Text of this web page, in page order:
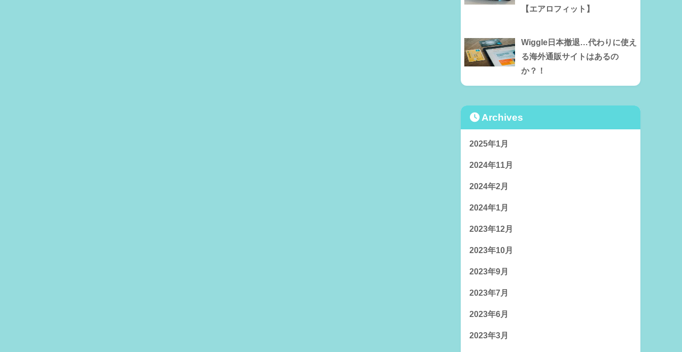
【エアロフィット】
Wiggle日本撤退…代わりに使え
る海外通販サイトはあるの
か？！
Archives
2025年1月
2024年11月
2024年2月
2024年1月
2023年12月
2023年10月
2023年9月
2023年7月
2023年6月
2023年3月